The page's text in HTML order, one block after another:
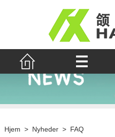
Hjem > Nyheder > FAQ